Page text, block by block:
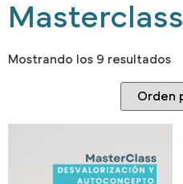
Masterclass
Mostrando los 9 resultados